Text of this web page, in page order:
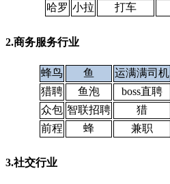
哈罗 小拉 打车
2.商务服务行业
蜂鸟 鱼 运满满司机
猎聘
鱼泡 boss直聘
众包 智联招聘 猎
前程
蜂 兼职
3.社交行业